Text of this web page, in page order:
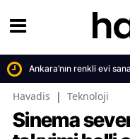
Ankara’nın renkli evi
Havadis | Teknoloji
Sinema